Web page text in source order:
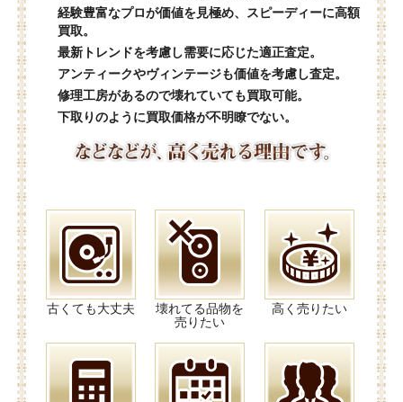
経験豊富なプロが価値を見極め、スピーディーに高額
買取。
最新トレンドを考慮し需要に応じた適正査定。
アンティークやヴィンテージも価値を考慮し査定。
修理工房があるので壊れていても買取可能。
下取りのように買取価格が不明瞭でない。
古くても大丈夫
壊れてる品物を
売りたい
高く売りたい